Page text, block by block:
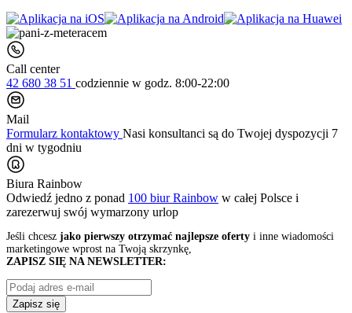
Call center
42 680 38 51 codziennie w godz. 8:00-22:00
Mail
Formularz kontaktowy Nasi konsultanci są do Twojej dyspozycji 7
dni w tygodniu
Biura Rainbow
Odwiedź jedno z ponad 100 biur Rainbow w całej Polsce i
zarezerwuj swój wymarzony urlop
Jeśli chcesz jako pierwszy otrzymać najlepsze oferty i inne wiadomości
marketingowe wprost na Twoją skrzynkę,
ZAPISZ SIĘ NA NEWSLETTER:
Zapisz się